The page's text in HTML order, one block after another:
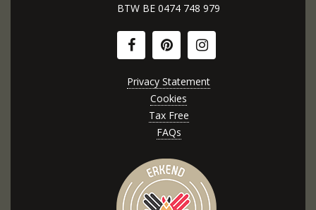
BTW BE 0474 748 979
Privacy Statement
Cookies
Tax Free
FAQs